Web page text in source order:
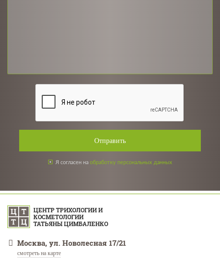
Отправить
Я согласен на обработку персональных данных
ЦЕНТР ТРИХОЛОГИИ И
КОСМЕТОЛОГИИ
ТАТЬЯНЫ ЦИМБАЛЕНКО
Москва, ул. Новолесная 17/21
смотреть на карте